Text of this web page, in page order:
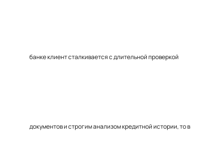
банке клиент сталкивается с длительной проверкой
документов и строгим анализом кредитной истории, то в